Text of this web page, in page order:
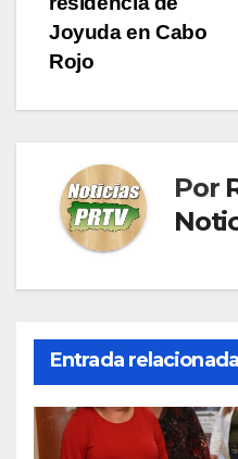
entradas
Joyuda en Cabo
Rojo
Por
Entrada relacionada